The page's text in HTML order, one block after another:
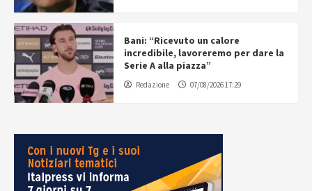
Bani: “Ricevuto un calore
incredibile, lavoreremo per dare la
Serie A alla piazza”
Redazione 07/08/2026 17:29